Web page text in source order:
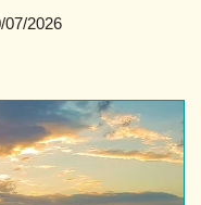
07/2026